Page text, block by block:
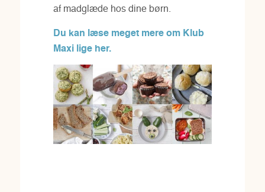
af madglæde hos dine børn.
Du kan læse meget mere om Klub
Maxi lige her.